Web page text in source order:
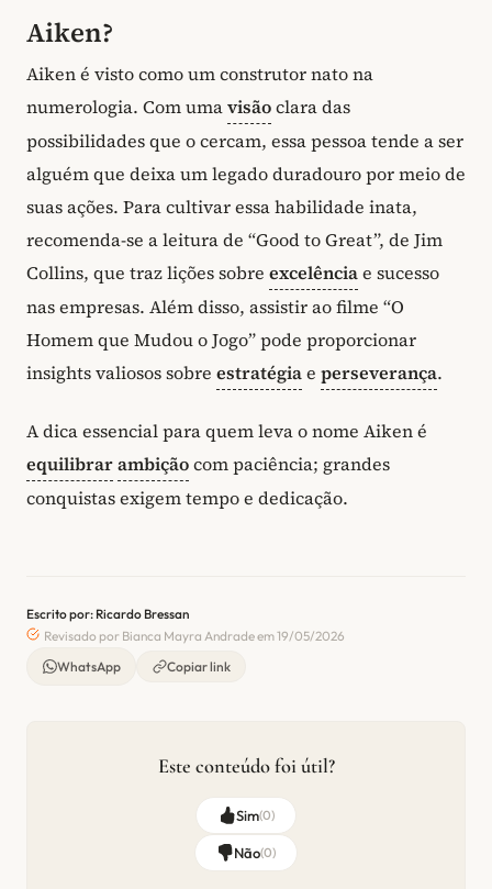
Aiken?
Aiken é visto como um construtor nato na
numerologia. Com umavisãoclara das
possibilidades que o cercam, essa pessoa tende a ser
alguém que deixa um legado duradouro por meio de
suas ações. Para cultivar essa habilidade inata,
recomenda-se a leitura de “Good to Great”, de Jim
Collins, que traz lições sobre excelênciae sucesso
nas empresas. Além disso, assistir ao filme “O
Homem que Mudou o Jogo” pode proporcionar
insights valiosos sobre estratégiae perseverança.
A dica essencial para quem leva o nome Aiken é
equilibrarambiçãocom paciência; grandes
conquistas exigem tempo e dedicação.
Escrito por: Ricardo Bressan
Revisado por Bianca Mayra Andrade em 19/05/2026
WhatsApp
Copiar link
Este conteúdo foi útil?
Sim(0)
Não(0)